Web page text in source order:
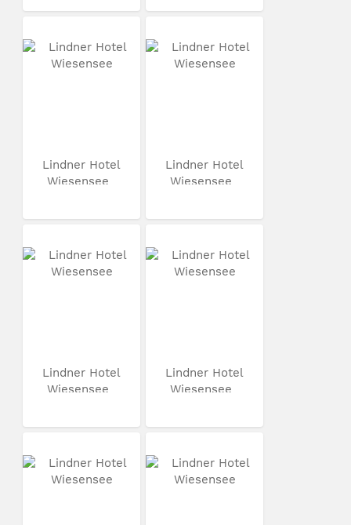
Lindner Hotel
Wiesensee
Lindner Hotel
Wiesensee
Lindner Hotel
Wiesensee
Lindner Hotel
Wiesensee